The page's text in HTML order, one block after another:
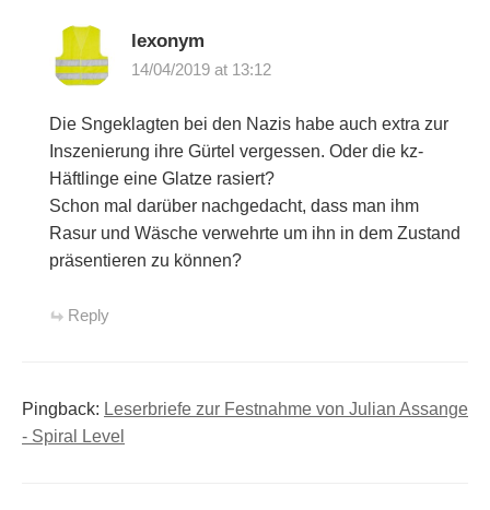
lexonym
14/04/2019 at 13:12
Die Sngeklagten bei den Nazis habe auch extra zur
Inszenierung ihre Gürtel vergessen. Oder die kz-
Häftlinge eine Glatze rasiert?
Schon mal darüber nachgedacht, dass man ihm
Rasur und Wäsche verwehrte um ihn in dem Zustand
präsentieren zu können?
Reply
Pingback: Leserbriefe zur Festnahme von Julian Assange
- Spiral Level